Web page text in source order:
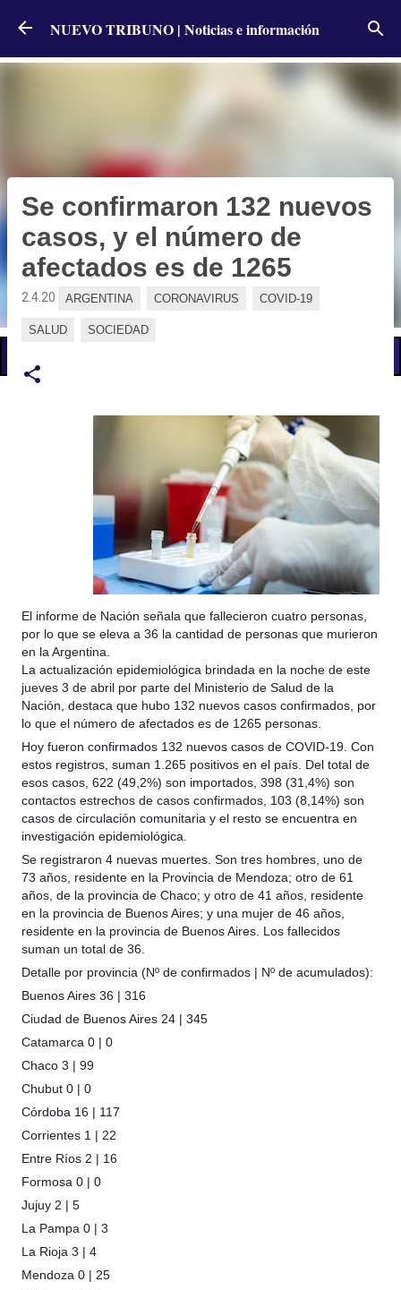
Ir al contenido principal
NUEVO TRIBUNO | Noticias e información
Se confirmaron 132 nuevos
casos, y el número de
afectados es de 1265
2.4.20 ARGENTINA CORONAVIRUS COVID-19
SALUD SOCIEDAD
El informe de Nación señala que fallecieron cuatro personas,
por lo que se eleva a 36 la cantidad de personas que murieron
en la Argentina.
La actualización epidemiológica brindada en la noche de este
jueves 3 de abril por parte del Ministerio de Salud de la
Nación, destaca que hubo 132 nuevos casos confirmados, por
lo que el número de afectados es de 1265 personas.
Hoy fueron confirmados 132 nuevos casos de COVID-19. Con
estos registros, suman 1.265 positivos en el país. Del total de
esos casos, 622 (49,2%) son importados, 398 (31,4%) son
contactos estrechos de casos confirmados, 103 (8,14%) son
casos de circulación comunitaria y el resto se encuentra en
investigación epidemiológica.
Se registraron 4 nuevas muertes. Son tres hombres, uno de
73 años, residente en la Provincia de Mendoza; otro de 61
años, de la provincia de Chaco; y otro de 41 años, residente
en la provincia de Buenos Aires; y una mujer de 46 años,
residente en la provincia de Buenos Aires. Los fallecidos
suman un total de 36.
Detalle por provincia (Nº de confirmados | Nº de acumulados):
Buenos Aires 36 | 316
Ciudad de Buenos Aires 24 | 345
Catamarca 0 | 0
Chaco 3 | 99
Chubut 0 | 0
Córdoba 16 | 117
Corrientes 1 | 22
Entre Ríos 2 | 16
Formosa 0 | 0
Jujuy 2 | 5
La Pampa 0 | 3
La Rioja 3 | 4
Mendoza 0 | 25